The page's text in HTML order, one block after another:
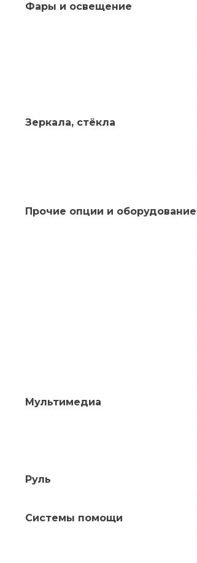
Фары и освещение
Зеркала, стёкла
Прочие опции и оборудование
Мультимедиа
Руль
Системы помощи